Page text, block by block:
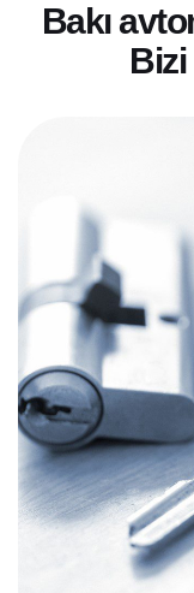
Bakı avto
Bizi